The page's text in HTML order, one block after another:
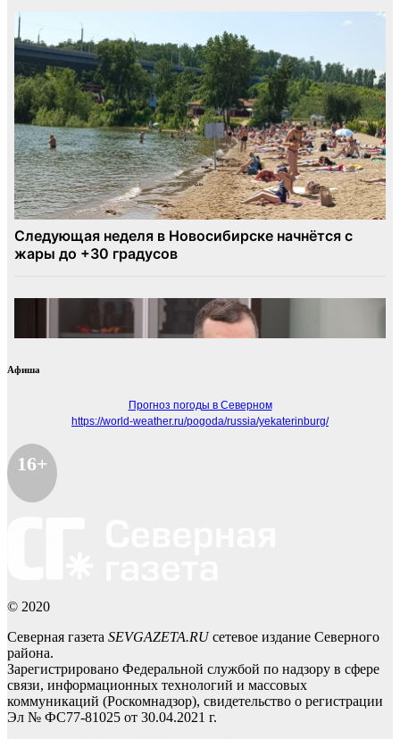
Афиша
Прогноз погоды в Северном
https://world-weather.ru/pogoda/russia/yekaterinburg/
16+
© 2020
Северная газета SEVGAZETA.RUсетевое издание Северного
района.
Зарегистрировано Федеральной службой по надзору в сфере
связи, информационных технологий и массовых
коммуникаций (Роскомнадзор), свидетельство о регистрации
Эл № ФС77-81025 от 30.04.2021 г.